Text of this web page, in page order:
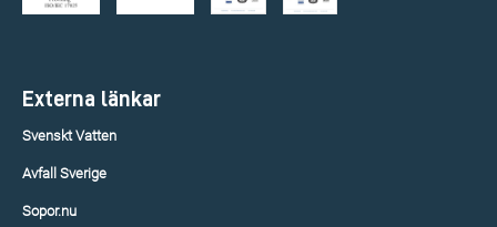
Externa länkar
Svenskt Vatten
Avfall Sverige
Sopor.nu